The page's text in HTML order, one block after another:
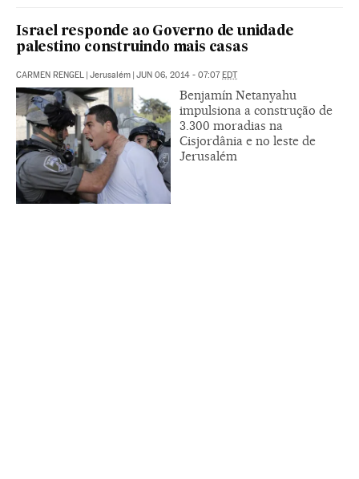
Israel responde ao Governo de unidade
palestino construindo mais casas
CARMEN RENGEL | Jerusalém | JUN 06, 2014 - 07:07EDT
Benjamín Netanyahu
impulsiona a construção de
3.300 moradias na
Cisjordânia e no leste de
Jerusalém